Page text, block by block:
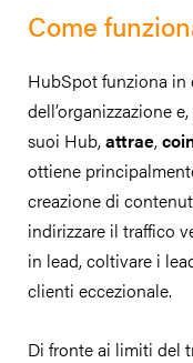
Come
HubSpot funziona in
dell’organizzazione
suoi Hub,attrae,
ottiene
creazione di
indirizzare il traffico
in lead, coltivare i
clienti eccezionale.
Di fronte ai limiti del